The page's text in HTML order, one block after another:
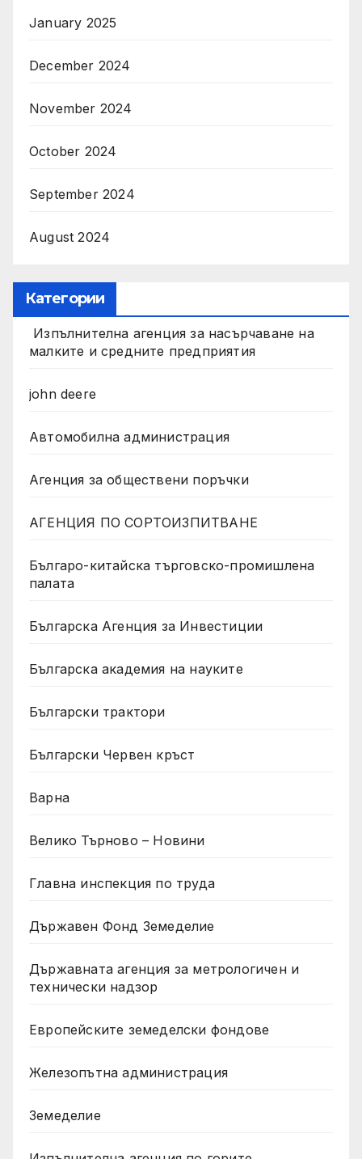
January 2025
December 2024
November 2024
October 2024
September 2024
August 2024
Категории
Изпълнителна агенция за насърчаване на
малките и средните предприятия
john deere
Автомобилна администрация
Агенция за обществени поръчки
АГЕНЦИЯ ПО СОРТОИЗПИТВАНЕ
Българо-китайска търговско-промишлена
палата
Българска Агенция за Инвестиции
Българска академия на науките
Български трактори
Български Червен кръст
Варна
Велико Търново – Новини
Главна инспекция по труда
Държавен Фонд Земеделие
Държавната агенция за метрологичен и
технически надзор
Европейските земеделски фондове
Железопътна администрация
Земеделие